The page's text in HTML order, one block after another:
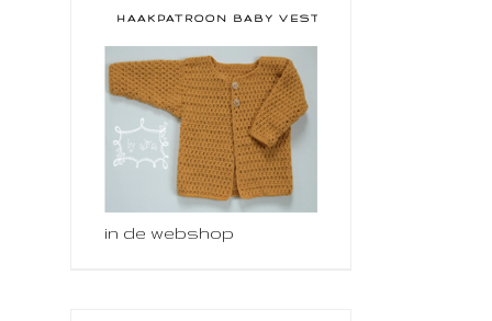
HAAKPATROON BABY VESTJE
in de webshop